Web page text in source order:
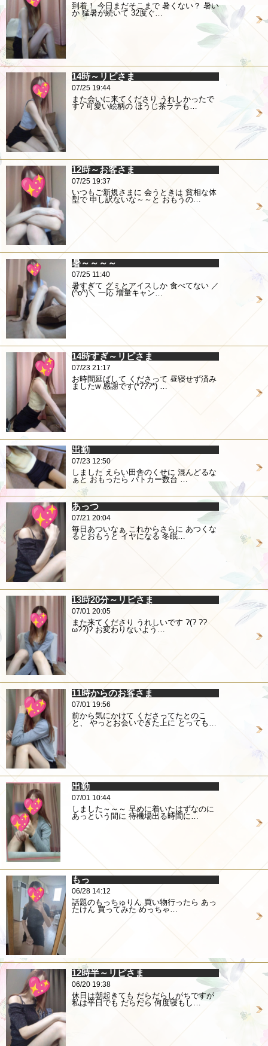
到着！ 今日まだそこまで 暑くない？ 暑い
か 猛暑が続いて 32度ぐ…
14時～リピさま
07/25 19:44
また会いに来てくださり うれしかったで
す? 可愛い絵柄の ほうじ茶ラテも…
12時～お客さま
07/25 19:37
いつもご新規さまに 会うときは 貧相な体
型で 申し訳ないな～～と おもうの…
暑～～～～
07/25 11:40
暑すぎて グミとアイスしか 食べてない ／
(^o^)＼ 一応 増量キャン…
14時すぎ～リピさま
07/23 21:17
お時間延ばして くださって 昼寝せず済み
ましたw 感謝です(*???*) …
出勤
07/23 12:50
しました えらい田舎のくせに 混んどるな
ぁと おもったら パトカー数台 …
あっつ
07/21 20:04
毎日あついなぁ これからさらに あつくな
るとおもうと イヤになる 冬眠…
13時20分～リピさま
07/01 20:05
また来てくださり うれしいです ?(? ??
ω??)? お変わりないよう…
11時からのお客さま
07/01 19:56
前から気にかけて くださってたとのこ
と、 やっとお会いできた上に とっても…
出勤
07/01 10:44
しました～～～ 早めに着いたはずなのに
あっという間に 待機場出る時間に…
もっ
06/28 14:12
話題のもっちゅりん 買い物行ったら あっ
たけん 買ってみた めっちゃ…
12時半～リピさま
06/20 19:38
休日は朝起きても だらだらしがちですが
私は平日でも だらだら 何度寝もし…